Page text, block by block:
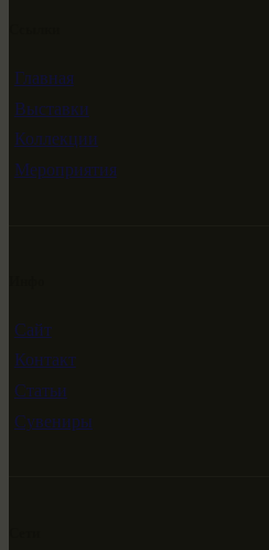
Главная
Выставки
Коллекции
Мероприятия
Сайт
Контакт
Статьи
Сувениры